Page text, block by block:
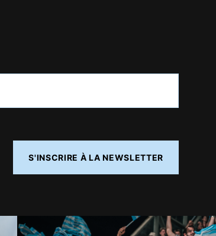
S'INSCRIRE À LA NEWSLETTER